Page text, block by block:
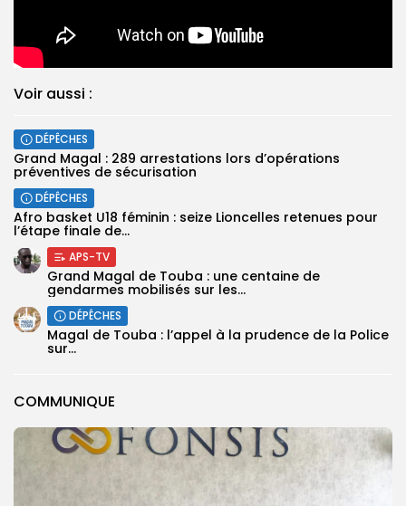
COMMUNIQUE
Voir aussi :
DÉPÊCHES
Grand Magal : 289 arrestations lors d’opérations
préventives de sécurisation
DÉPÊCHES
‎Afro basket U18 féminin : seize Lioncelles retenues pour
l’étape finale de...
APS-TV
Grand Magal de Touba : une centaine de
gendarmes mobilisés sur les...
DÉPÊCHES
Magal de Touba : l’appel à la prudence de la Police
sur...